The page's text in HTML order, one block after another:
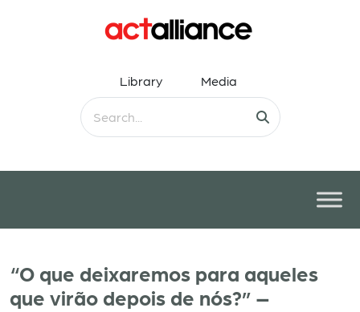
Library Media
“O que deixaremos para aqueles
que virão depois de nós?” –